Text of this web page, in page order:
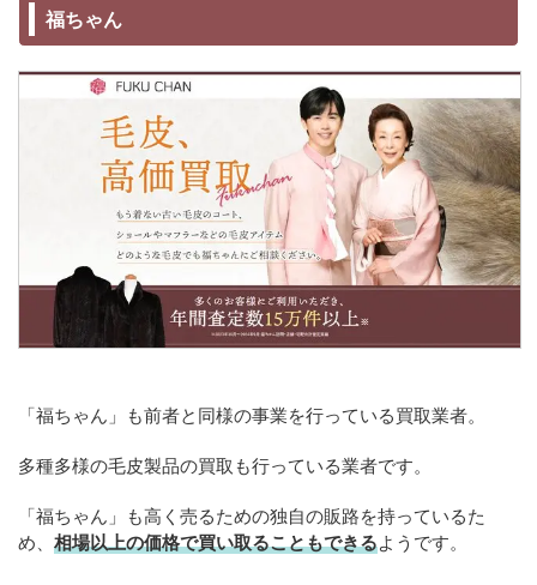
福ちゃん
「福ちゃん」も前者と同様の事業を行っている買取業者。
多種多様の毛皮製品の買取も行っている業者です。
「福ちゃん」も高く売るための独自の販路を持っているた
め、 相場以上の価格で買い取ることもできるようです。